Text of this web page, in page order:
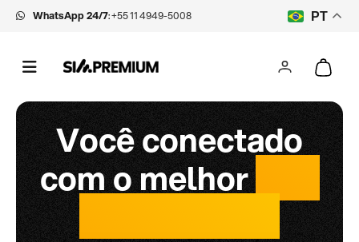
WhatsApp 24/7:+55 11 4949-5008 PT
Você conectado
com o melhor